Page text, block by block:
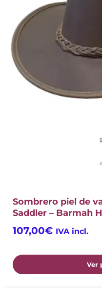
Sombrero piel de
Saddler – Barmah
107,00€ IVA incl.
Ver